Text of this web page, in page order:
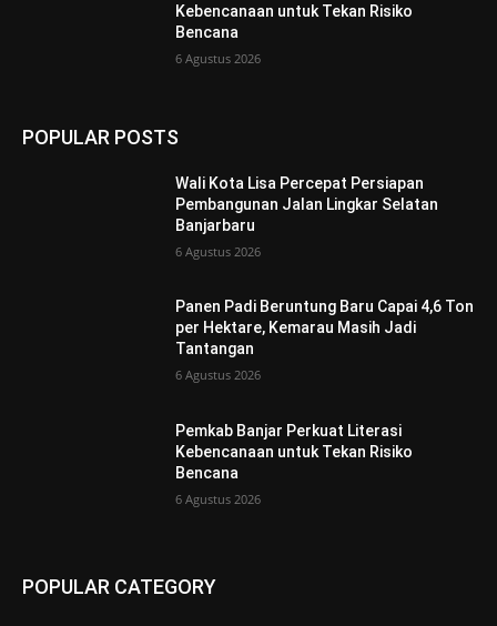
Kebencanaan untuk Tekan Risiko
Bencana
6 Agustus 2026
POPULAR POSTS
Wali Kota Lisa Percepat Persiapan
Pembangunan Jalan Lingkar Selatan
Banjarbaru
6 Agustus 2026
Panen Padi Beruntung Baru Capai 4,6 Ton
per Hektare, Kemarau Masih Jadi
Tantangan
6 Agustus 2026
Pemkab Banjar Perkuat Literasi
Kebencanaan untuk Tekan Risiko
Bencana
6 Agustus 2026
POPULAR CATEGORY